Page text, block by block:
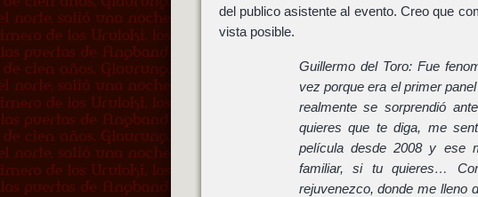
del publico asistente al evento. Creo que
vista posible.
Guillermo del Toro: Fue
vez porque era el primer
realmente se sorprendió
quieres que te diga, me
película desde 2008 y ese
familiar, si tu quieres…
rejuvenezco, donde me lleno